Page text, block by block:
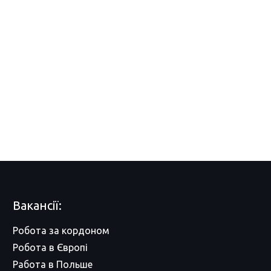
Вакансії:
Робота за кордоном
Робота в Європі
Работа в Польше